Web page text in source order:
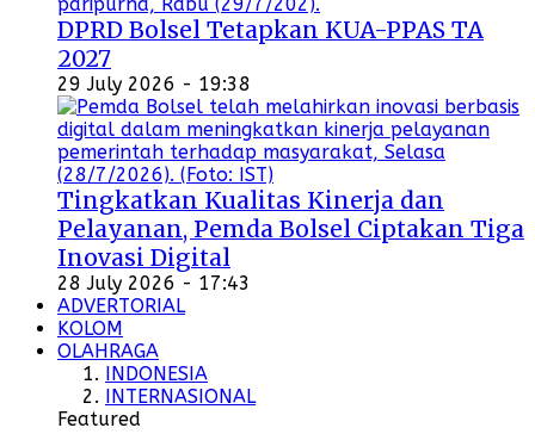
DPRD Bolsel Tetapkan KUA-PPAS TA
2027
29 July 2026 - 19:38
Tingkatkan Kualitas Kinerja dan
Pelayanan, Pemda Bolsel Ciptakan Tiga
Inovasi Digital
28 July 2026 - 17:43
ADVERTORIAL
KOLOM
OLAHRAGA
INDONESIA
INTERNASIONAL
Featured